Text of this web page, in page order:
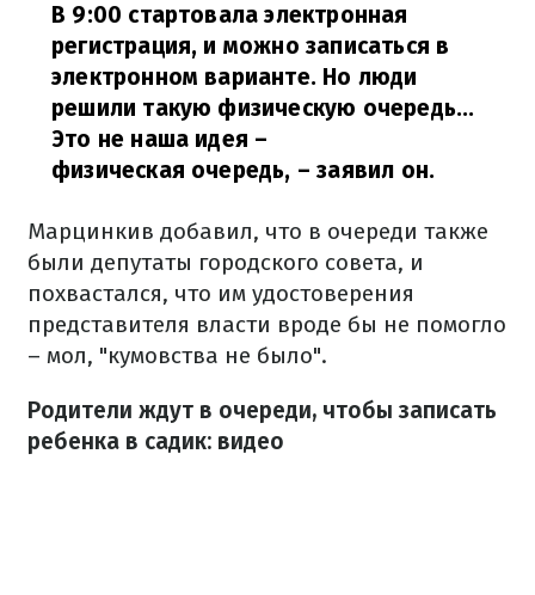
В 9:00 стартовала электронная
регистрация, и можно записаться в
электронном варианте. Но люди
решили такую ​​физическую очередь...
Это не наша идея –
физическая очередь, – заявил он.
Марцинкив добавил, что в очереди также
были депутаты городского совета, и
похвастался, что им удостоверения
представителя власти вроде бы не помогло
– мол, "кумовства не было".
Родители ждут в очереди, чтобы записать
ребенка в садик: видео